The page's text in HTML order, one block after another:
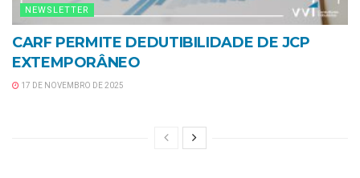
NEWSLETTER
CARF PERMITE DEDUTIBILIDADE DE JCP
EXTEMPORÂNEO
17 DE NOVEMBRO DE 2025